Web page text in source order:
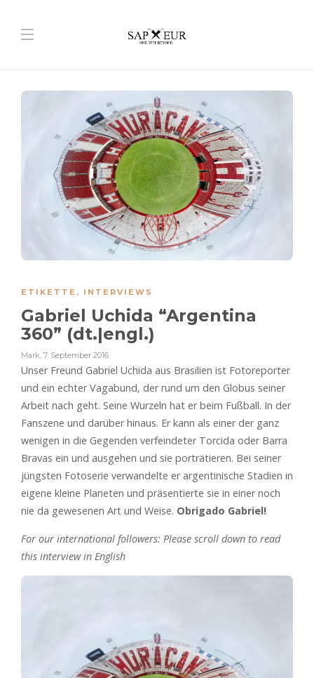
ETIKETTE , INTERVIEWS
Gabriel Uchida “Argentina
360” (dt.|engl.)
Mark, 7. September 2016
Unser Freund Gabriel Uchida aus Brasilien ist Fotoreporter
und ein echter Vagabund, der rund um den Globus seiner
Arbeit nach geht. Seine Wurzeln hat er beim Fußball. In der
Fanszene und darüber hinaus. Er kann als einer der ganz
wenigen in die Gegenden verfeindeter Torcida oder Barra
Bravas ein und ausgehen und sie porträtieren. Bei seiner
jüngsten Fotoserie verwandelte er argentinische Stadien in
eigene kleine Planeten und präsentierte sie in einer noch
nie da gewesenen Art und Weise. Obrigado Gabriel!
For our international followers: Please scroll down to read
this interview in English